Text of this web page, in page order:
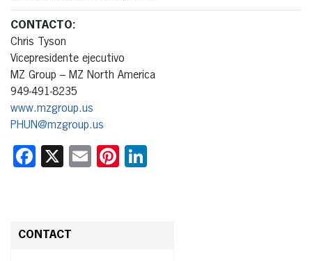
CONTACTO:
Chris Tyson
Vicepresidente ejecutivo
MZ Group – MZ North America
949-491-8235
www.mzgroup.us
PHUN@mzgroup.us
Facebook
X EmailPinterest
CONTACT